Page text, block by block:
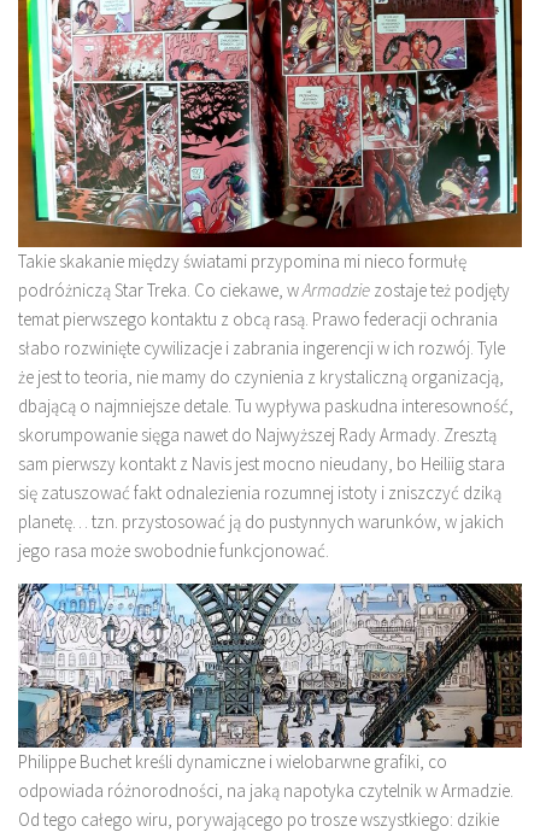
Takie skakanie między światami przypomina mi nieco formułę
podróżniczą Star Treka. Co ciekawe, wArmadzie zostaje też podjęty
temat pierwszego kontaktu z obcą rasą. Prawo federacji ochrania
słabo rozwinięte cywilizacje i zabrania ingerencji w ich rozwój. Tyle
że jest to teoria, nie mamy do czynienia z krystaliczną organizacją,
dbającą o najmniejsze detale. Tu wypływa paskudna interesowność,
skorumpowanie sięga nawet do Najwyższej Rady Armady. Zresztą
sam pierwszy kontakt z Navis jest mocno nieudany, bo Heiliig stara
się zatuszować fakt odnalezienia rozumnej istoty i zniszczyć dziką
planetę… tzn. przystosować ją do pustynnych warunków, w jakich
jego rasa może swobodnie funkcjonować.
Philippe Buchet kreśli dynamiczne i wielobarwne grafiki, co
odpowiada różnorodności, na jaką napotyka czytelnik w Armadzie.
Od tego całego wiru, porywającego po trosze wszystkiego: dzikie